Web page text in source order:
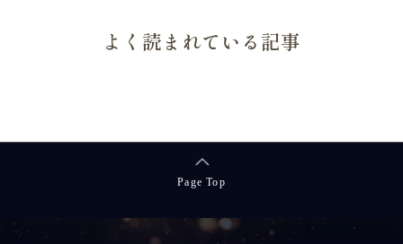
よく読まれている記事
Page Top